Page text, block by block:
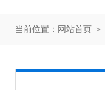
当前位置： 网站首页 ＞